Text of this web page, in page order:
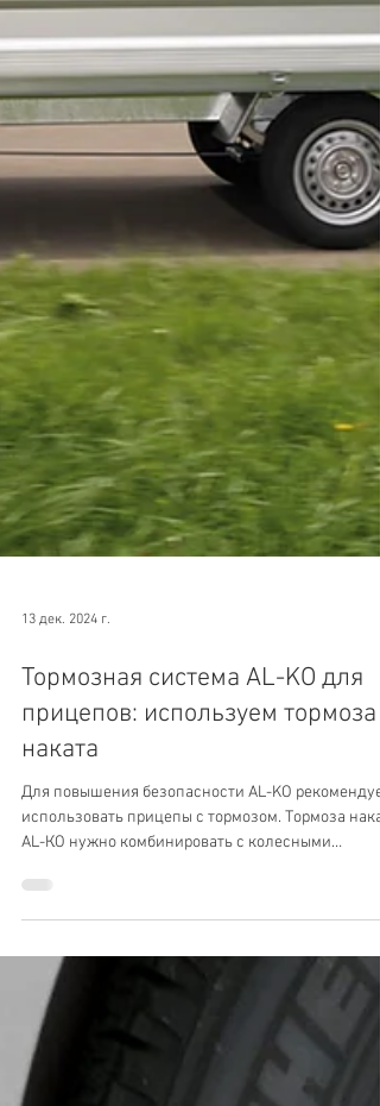
13 дек. 2024 г.
Тормозная система AL-KO для
прицепов: используем тормоза
наката
Для повышения безопасности AL-KO рекомендует
использовать прицепы с тормозом. Тормоза
AL-КО нужно комбинировать с колесными
тормозами